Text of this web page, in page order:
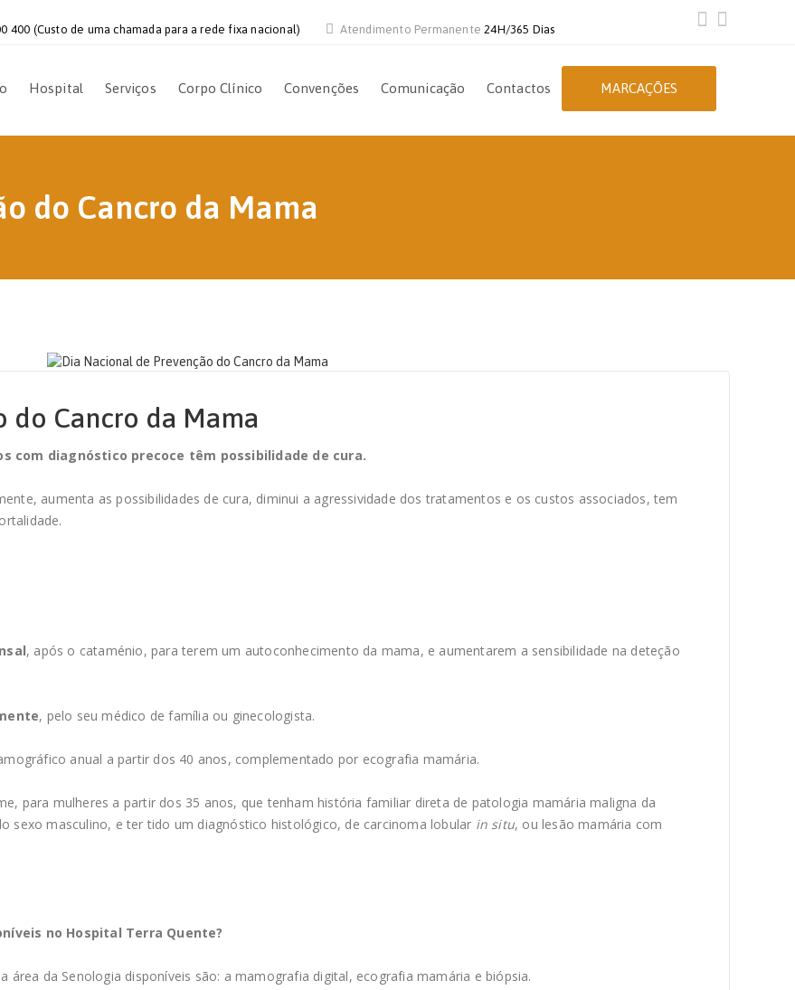
400 (Custo de uma chamada para a rede fixa nacional) Atendimento Permanente24H/365 Dias
Hospital Serviços Corpo Clínico Convenções Comunicação Contactos MARCAÇÕES
do Cancro da Mama
do Cancro da Mama
com diagnóstico precoce têm possibilidade de cura.
aumenta as possibilidades de cura, diminui a agressividade dos tratamentos e os custos associados, tem
, após o cataménio, para terem um autoconhecimento da mama, e aumentarem a sensibilidade na deteção
, pelo seu médico de família ou ginecologista.
anual a partir dos 40 anos, complementado por ecografia mamária.
para mulheres a partir dos 35 anos, que tenham história familiar direta de patologia mamária maligna da
sexo masculino, e ter tido um diagnóstico histológico, de carcinoma lobular in situ, ou lesão mamária com
no Hospital Terra Quente?
da Senologia disponíveis são: a mamografia digital, ecografia mamária e biópsia.